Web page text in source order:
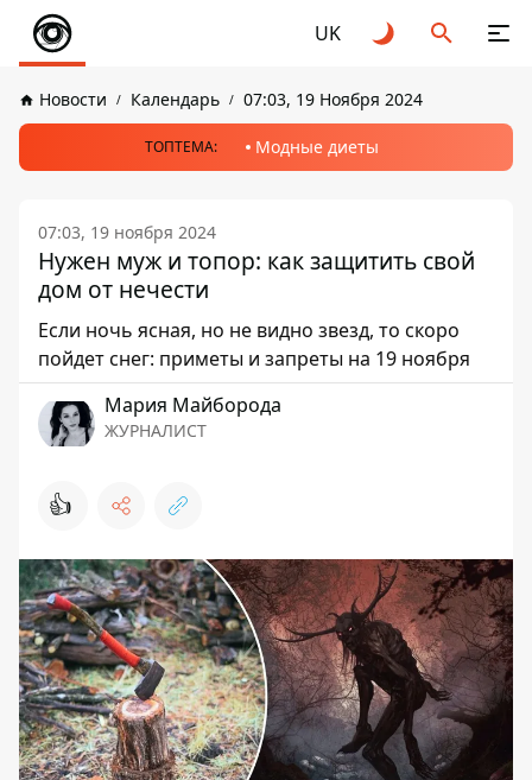
UK
Новости Календарь 07:03, 19 Ноября 2024
ТОПТЕМА: Модные диеты
07:03, 19 ноября 2024
Нужен муж и топор: как защитить свой
дом от нечести
Если ночь ясная, но не видно звезд, то скоро
пойдет снег: приметы и запреты на 19 ноября
Мария Майборода
ЖУРНАЛИСТ
👍